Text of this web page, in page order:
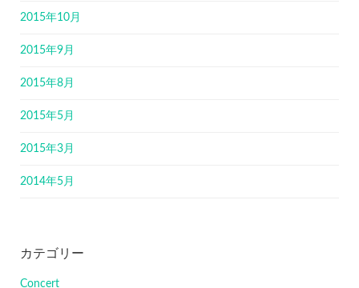
2015年10月
2015年9月
2015年8月
2015年5月
2015年3月
2014年5月
カテゴリー
Concert